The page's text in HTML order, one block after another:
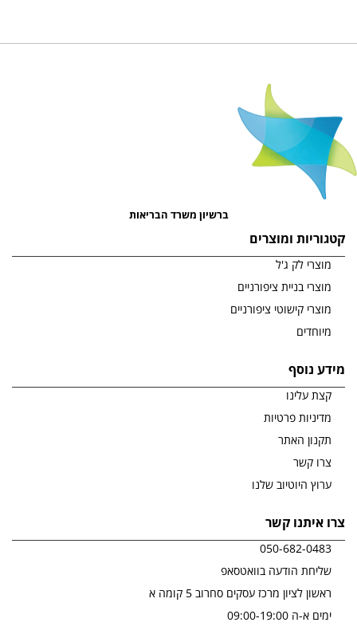
ברשיון משרד הבריאות
קטגוריות ומוצרים
מוצרי לק ג'ל
מוצרי בניית ציפורניים
מוצרי קישוטי ציפורניים
מיוחדים
מידע נוסף
קצת עלינו
מדיניות פרטיות
תקנון האתר
צרו קשר
ערוץ היוטיוב שלנו
צרו איתנו קשר
050-682-0483
שליחת הודעה בוואטסאפ
ראשון לציון מרכז עסקים סחרוב 5 קומה א
ימים א-ה 09:00-19:00